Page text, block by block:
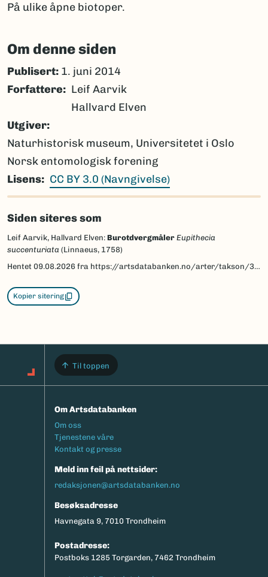
På ulike åpne biotoper.
Om denne siden
Publisert: 1. juni 2014
Forfattere
Leif Aarvik
Hallvard Elven
Utgiver
Naturhistorisk museum, Universitetet i Oslo
Norsk entomologisk forening
Lisens
CC BY 3.0 (Navngivelse)
Siden siteres som
Leif Aarvik, Hallvard Elven: Burotdvergmåler Eupithecia
succenturiata (Linnaeus, 1758)
Hentet 09.08.2026 fra https://artsdatabanken.no/arter/takson/30161/beskrivelse
Kopier sitering
Til toppen
Om Artsdatabanken
Footermeny
Om oss
Tjenestene våre
Kontakt og presse
Meld inn feil på nettsider:
redaksjonen@artsdatabanken.no
Besøksadresse
Havnegata 9, 7010 Trondheim
Postadresse:
Postboks 1285 Torgarden, 7462 Trondheim